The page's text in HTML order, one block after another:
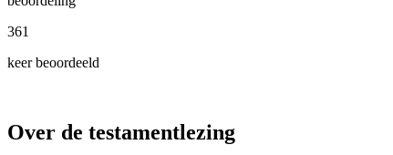
361
keer beoordeeld
Over de testamentlezing